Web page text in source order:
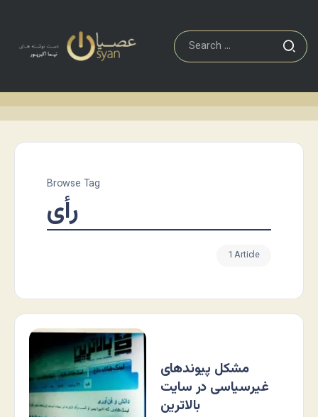
Browse Tag
رأی
1 Article
مشکل پیوندهای
غیرسیاسی در سایت
بالاترین